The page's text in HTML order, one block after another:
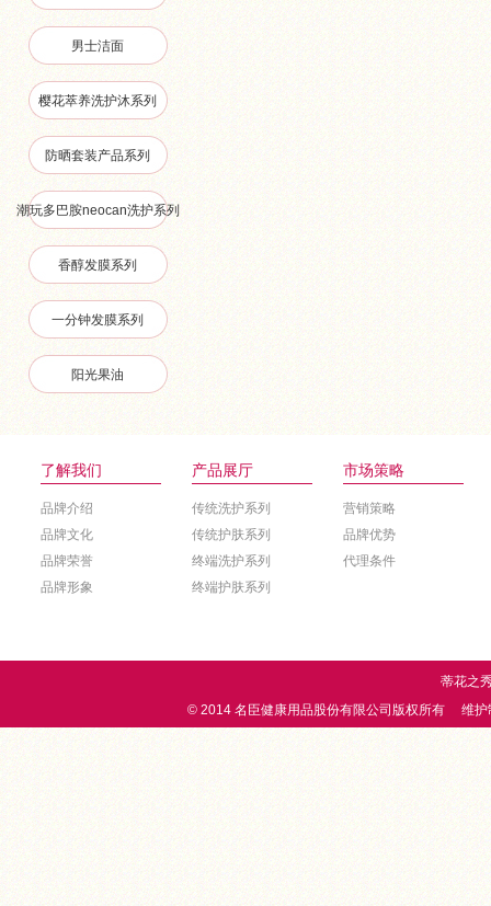
男士洁面
樱花萃养洗护沐系列
防晒套装产品系列
潮玩多巴胺neocan洗护系列
香醇发膜系列
一分钟发膜系列
阳光果油
了解我们
品牌介绍
品牌文化
品牌荣誉
品牌形象
产品展厅
传统洗护系列
传统护肤系列
终端洗护系列
终端护肤系列
市场策略
营销策略
品牌优势
代理条件
蒂花之
© 2014 名臣健康用品股份有限公司版权所有 维护